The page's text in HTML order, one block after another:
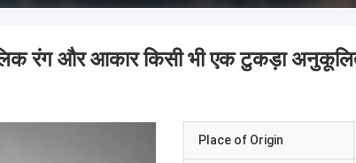
रंग और आकार किसी भी एक टुकड़ा
Place of Origin